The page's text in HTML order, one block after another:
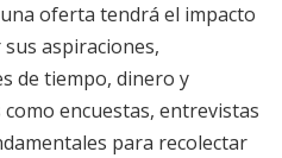
oferta tendrá el impacto
aspiraciones,
de tiempo, dinero y
encuestas, entrevistas
para recolectar